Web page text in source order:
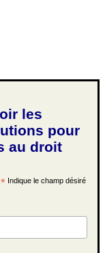
les
pour
au droit
* Indique le champ désiré